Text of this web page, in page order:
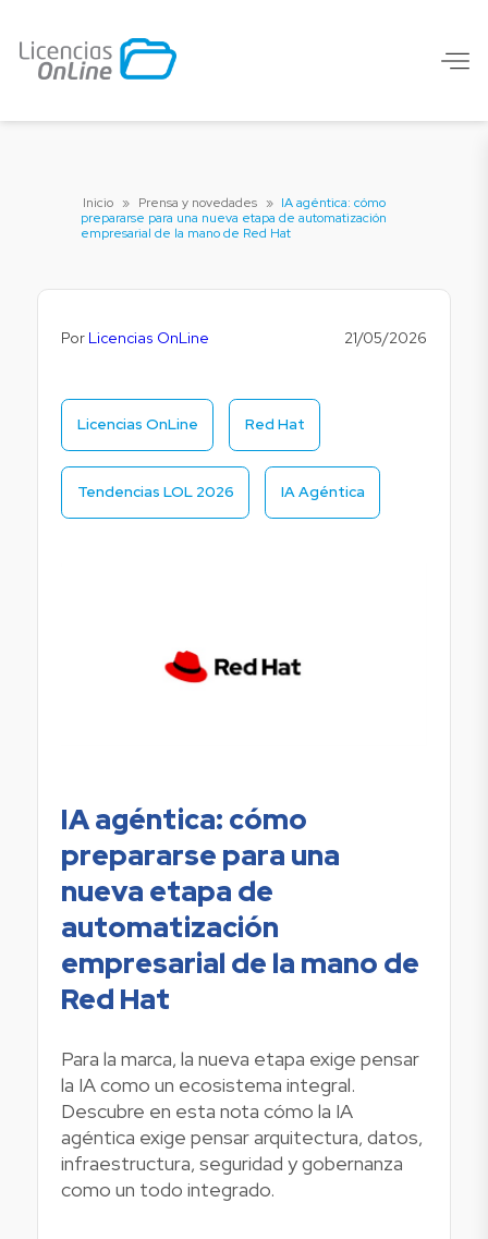
Inicio » Prensa y novedades » IA agéntica: cómo
prepararse para una nueva etapa de automatización
empresarial de la mano de Red Hat
Por Licencias OnLine 21/05/2026
Licencias OnLine Red Hat
Tendencias LOL 2026 IA Agéntica
IA agéntica: cómo
prepararse para una
nueva etapa de
automatización
empresarial de la mano de
Red Hat
Para la marca, la nueva etapa exige pensar
la IA como un ecosistema integral.
Descubre en esta nota cómo la IA
agéntica exige pensar arquitectura, datos,
infraestructura, seguridad y gobernanza
como un todo integrado.